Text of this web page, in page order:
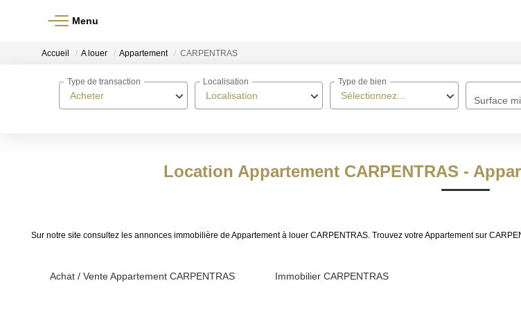
Menu
À VENDRE
NOS MÉTIERS
Accueil A louer Appartement CARPENTRAS
Acheter
Type de transaction
Localisation
Localisation
Sélectionnez...
Type de bien
Surface
Location Appartement CARPENTRAS -
Sur notre site consultez les annonces immobilière de Appartement à louer CARPENTRAS. Trouvez votre Appartement sur
Achat / Vente Appartement CARPENTRAS Immobilier CARPENTRAS